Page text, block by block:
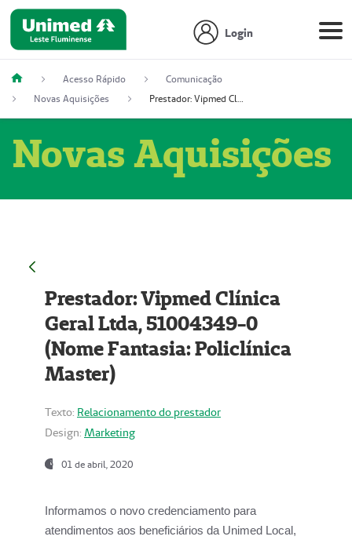
Login
Acesso Rápido
Comunicação
Novas Aquisições
Prestador: Vipmed Clínica Geral Ltda, 51004349-0 (Nome Fantasia: Policlínica Master)
Novas Aquisições
Prestador: Vipmed Clínica
Geral Ltda, 51004349-0
(Nome Fantasia: Policlínica
Master)
Texto: Relacionamento do prestador
Design: Marketing
01 de abril, 2020
Informamos o novo credenciamento para
atendimentos aos beneficiários da Unimed Local,